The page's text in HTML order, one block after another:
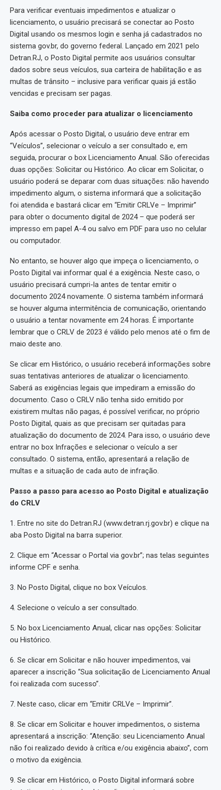
Para verificar eventuais impedimentos e atualizar o
licenciamento, o usuário precisará se conectar ao Posto
Digital usando os mesmos login e senha já cadastrados no
sistema gov.br, do governo federal. Lançado em 2021 pelo
Detran.RJ, o Posto Digital permite aos usuários consultar
dados sobre seus veículos, sua carteira de habilitação e as
multas de trânsito – inclusive para verificar quais já estão
vencidas e precisam ser pagas.
Saiba como proceder para atualizar o licenciamento
Após acessar o Posto Digital, o usuário deve entrar em
“Veículos”, selecionar o veículo a ser consultado e, em
seguida, procurar o box Licenciamento Anual. São oferecidas
duas opções: Solicitar ou Histórico. Ao clicar em Solicitar, o
usuário poderá se deparar com duas situações: não havendo
impedimento algum, o sistema informará que a solicitação
foi atendida e bastará clicar em “Emitir CRLVe – Imprimir”
para obter o documento digital de 2024 – que poderá ser
impresso em papel A-4 ou salvo em PDF para uso no celular
ou computador.
No entanto, se houver algo que impeça o licenciamento, o
Posto Digital vai informar qual é a exigência. Neste caso, o
usuário precisará cumpri-la antes de tentar emitir o
documento 2024 novamente. O sistema também informará
se houver alguma intermitência de comunicação, orientando
o usuário a tentar novamente em 24 horas. É importante
lembrar que o CRLV de 2023 é válido pelo menos até o fim de
maio deste ano.
Se clicar em Histórico, o usuário receberá informações sobre
suas tentativas anteriores de atualizar o licenciamento.
Saberá as exigências legais que impediram a emissão do
documento. Caso o CRLV não tenha sido emitido por
existirem multas não pagas, é possível verificar, no próprio
Posto Digital, quais as que precisam ser quitadas para
atualização do documento de 2024. Para isso, o usuário deve
entrar no box Infrações e selecionar o veículo a ser
consultado. O sistema, então, apresentará a relação de
multas e a situação de cada auto de infração.
Passo a passo para acesso ao Posto Digital e atualização
do CRLV
1. Entre no site do Detran.RJ (www.detran.rj.gov.br) e clique na
aba Posto Digital na barra superior.
2. Clique em “Acessar o Portal via gov.br”; nas telas seguintes
informe CPF e senha.
3. No Posto Digital, clique no box Veículos.
4. Selecione o veículo a ser consultado.
5. No box Licenciamento Anual, clicar nas opções: Solicitar
ou Histórico.
6. Se clicar em Solicitar e não houver impedimentos, vai
aparecer a inscrição “Sua solicitação de Licenciamento Anual
foi realizada com sucesso”.
7. Neste caso, clicar em “Emitir CRLVe – Imprimir”.
8. Se clicar em Solicitar e houver impedimentos, o sistema
apresentará a inscrição: “Atenção: seu Licenciamento Anual
não foi realizado devido à crítica e/ou exigência abaixo”, com
o motivo da exigência.
9. Se clicar em Histórico, o Posto Digital informará sobre